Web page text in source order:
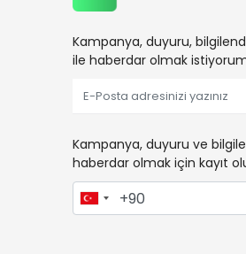
Kampanya, duyuru,
ile haberdar olmak
Kampanya, duyuru ve
haberdar olmak için kayıt